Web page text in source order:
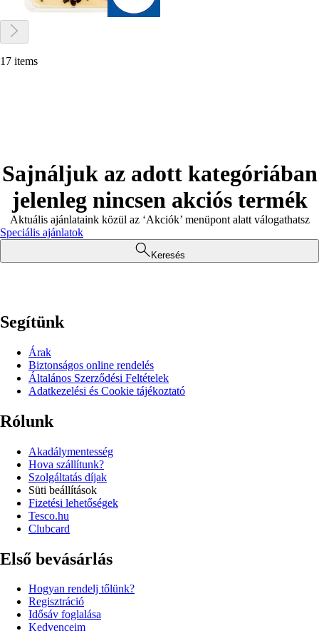
17 items
Sajnáljuk az adott kategóriában
jelenleg nincsen akciós termék
Aktuális ajánlataink közül az ‘Akciók’ menüpont alatt válogathatsz
Speciális ajánlatok
Keresés
Segítünk
Árak
Biztonságos online rendelés
Általános Szerződési Feltételek
Adatkezelési és Cookie tájékoztató
Rólunk
Akadálymentesség
Hova szállítunk?
Szolgáltatás díjak
Süti beállítások
Fizetési lehetőségek
Tesco.hu
Clubcard
Első bevásárlás
Hogyan rendelj tőlünk?
Regisztráció
Idősáv foglalása
Kedvenceim